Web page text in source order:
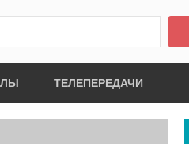
ТЕЛЕПЕРЕДАЧИ